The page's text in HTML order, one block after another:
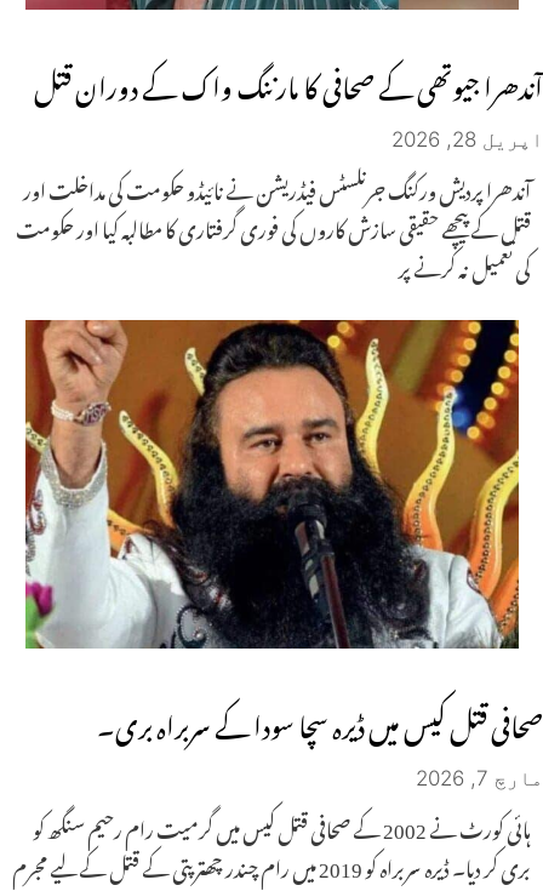
آندھرا جیوتھی کے صحافی کا مارننگ واک کے دوران قتل
اپریل 28, 2026
آندھرا پردیش ورکنگ جرنلسٹس فیڈریشن نے نائیڈو حکومت کی مداخلت اور
قتل کے پیچھے حقیقی سازش کاروں کی فوری گرفتاری کا مطالبہ کیا اور حکومت
کی تعمیل نہ کرنے پر
صحافی قتل کیس میں ڈیرہ سچا سودا کے سربراہ بری۔
مارچ 7, 2026
ہائی کورٹ نے 2002 کے صحافی قتل کیس میں گرمیت رام رحیم سنگھ کو
بری کر دیا۔ ڈیرہ سربراہ کو 2019 میں رام چندر چھترپتی کے قتل کے لیے مجرم